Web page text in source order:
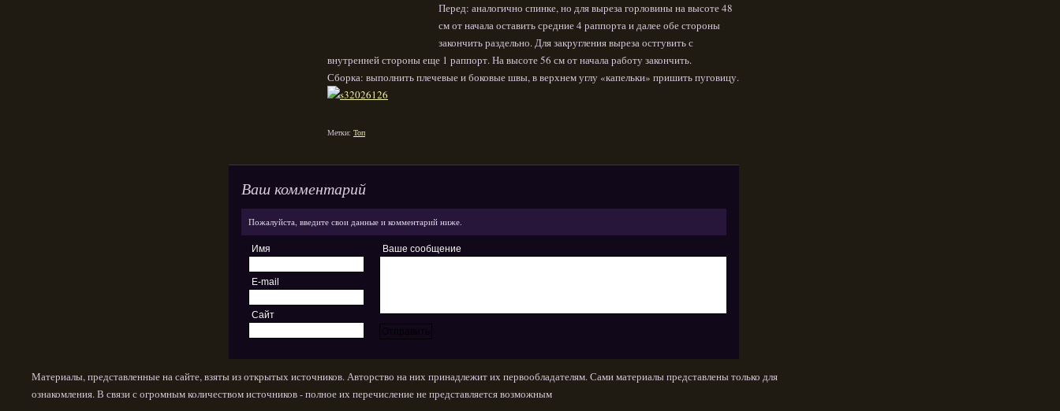
Перед: аналогично спинке, но для выреза горловины на высоте 48
см от начала оставить средние 4 раппорта и далее обе стороны
закончить раздельно. Для закругления выреза остгувить с
внутренней стороны еще 1 раппорт. На высоте 56 см от начала работу закончить.
Сборка: выполнить плечевые и боковые швы, в верхнем углу «капельки» пришить пуговицу.
Метки: Топ
Ваш комментарий
Пожалуйста, введите свои данные и комментарий ниже.
Имя
E-mail
Сайт
Ваше сообщение
Материалы, представленные на сайте, взяты из открытых источников. Авторство на них принадлежит их первообладателям. Сами материалы представлены только для
ознакомления. В связи с огромным количеством источников - полное их перечисление не представляется возможным